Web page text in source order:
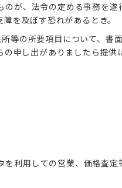
が、法令の定める事務を
を及ぼす恐れがあるとき。
等の所要項目について、書
申し出がありましたら提供
利用しての営業、価格査定